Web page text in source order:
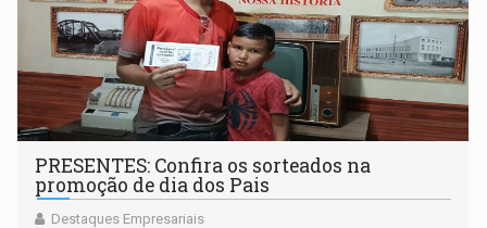
PRESENTES: Confira os sorteados na
promoção de dia dos Pais
Destaques Empresariais